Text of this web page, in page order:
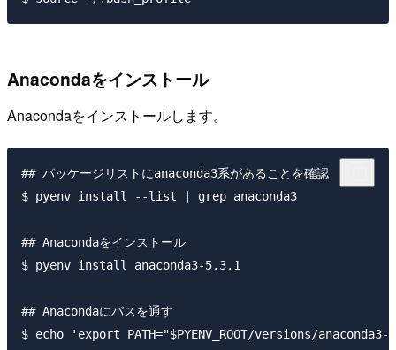
Anacondaをインストール
Anacondaをインストールします。
## パッケージリストにanaconda3系があることを確認
$ pyenv install --list | grep anaconda3
## Anacondaをインストール
$ pyenv install anaconda3-5.3.1
## Anacondaにパスを通す
$ echo 'export PATH="$PYENV_ROOT/versions/